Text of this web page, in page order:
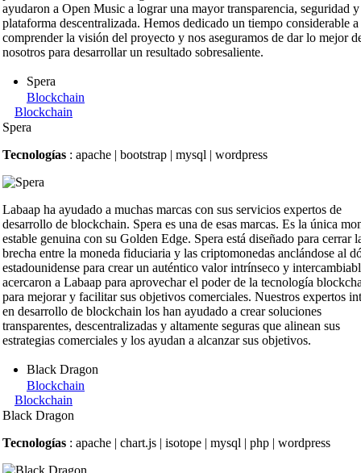
ayudaron a Open Music a lograr una mayor transparencia, seguridad
plataforma descentralizada. Hemos dedicado un tiempo considerable a
comprender la visión del proyecto y nos aseguramos de dar lo mejor
nosotros para desarrollar un resultado sobresaliente.
Spera
Blockchain
Blockchain
Spera
Tecnologías : apache | bootstrap | mysql | wordpress
Labaap ha ayudado a muchas marcas con sus servicios expertos de
desarrollo de blockchain. Spera es una de esas marcas. Es la única
estable genuina con su Golden Edge. Spera está diseñado para cerrar
brecha entre la moneda fiduciaria y las criptomonedas anclándose al
estadounidense para crear un auténtico valor intrínseco y
acercaron a Labaap para aprovechar el poder de la tecnología
para mejorar y facilitar sus objetivos comerciales. Nuestros expertos
en desarrollo de blockchain los han ayudado a crear soluciones
transparentes, descentralizadas y altamente seguras que alinean sus
estrategias comerciales y los ayudan a alcanzar sus objetivos.
Black Dragon
Blockchain
Blockchain
Black Dragon
Tecnologías : apache | chart.js | isotope | mysql | php | wordpress